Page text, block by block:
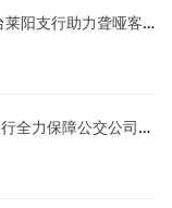
手语搭桥梁 服务暖民心 ——民生银行烟台莱阳支行助力聋哑客户办结金融业务
高效服务暖民心 ——民生银行烟台海阳支行全力保障公交公司零钞缴存